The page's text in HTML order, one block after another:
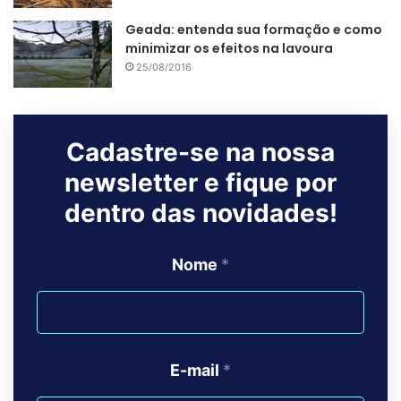
cafeicultura sustentável
“O uso consciente e correto do recurso na
para a adequada nutrição, tudo isso traz
ganhos para economia de água e energia,
Geada: entenda sua formação e como
minimizar os efeitos na lavoura
25/08/2016
Cadastre-se na nossa
newsletter e fique por
dentro das novidades!
Nome *
E-mail *